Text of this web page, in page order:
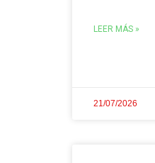
LEER MÁS »
21/07/2026